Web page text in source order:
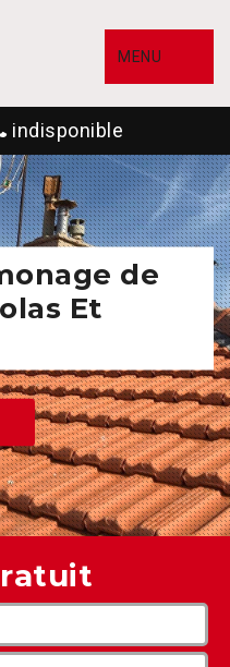
MENU
indisponible
de
Et